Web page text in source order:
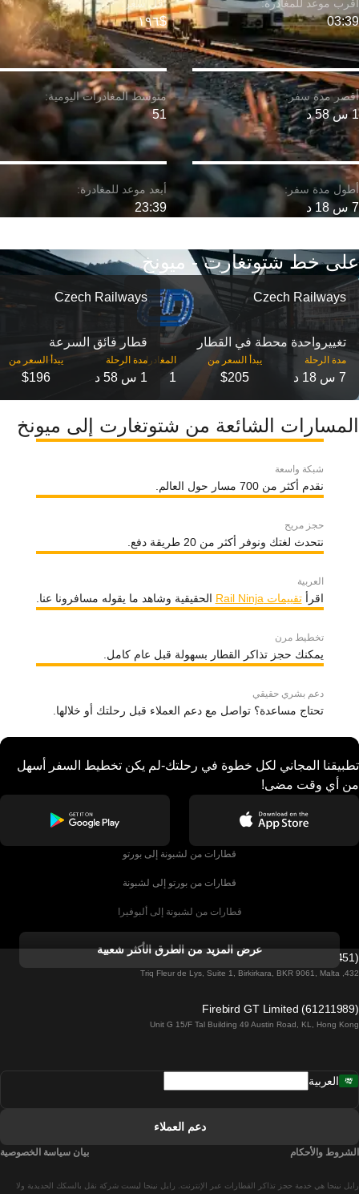
1 س 58 د
03:39
7 س 18 د
$١٩٦
51
23:39
على خط شتوتغارت - ميونخ
Czech Railways
تغییرواحدة محطة في القطار
مدة الرحلة
7 س 18 د $205
1
Czech Railways
قطار فائق السرعة
مدة الرحلة
1 س 58 د $196
المسارات الشائعة من شتوتغارت إلى ميونخ
شبكة واسعة
نقدم أكثر من 700 مسار حول العالم.
حجز مريح
نتحدث لغتك ونوفر أكثر من 20 طريقة دفع.
العربية
اقرأتقييمات Rail Ninja الحقيقية وشاهد ما يقوله مسافرونا عنا.
تخطيط مرن
يمكنك حجز تذاكر القطار بسهولة قبل عام كامل.
دعم بشري حقيقي
تحتاج مساعدة؟ تواصل مع دعم العملاء قبل رحلتك أو خلالها.
تطبيقنا المجاني لكل خطوة في رحلتك-لم يكن تخطيط السفر أسهل
من أي وقت مضى!
قطارات من لشبونة إلى بورتو
قطارات من بورتو إلى لشبونة
قطارات من لشبونة إلى ألبوفيرا
قطارات من ألبوفيرا إلى لشبونة
قطارات من لشبونة إلى لاغوس
قطارات من لشبونة إلى مدريد
عرض المزيد من الطرق الأكثر شعبية
Firebird GT Limited (OC 1451)
432, Triq Fleur de Lys, Suite 1, Birkirkara, BKR 9061, Malta
Firebird GT Limited (61211989)
Unit G 15/F Tal Building 49 Austin Road, KL, Hong Kong
رايل نينجا هي خدمة حجز تذاكر القطارات عبر الإنترنت. رايل نينجا ليست شركة نقل بالسكك الحديدية ولا
العربية
دعم العملاء
الشروط والأحكام بيان سياسة الخصوصية